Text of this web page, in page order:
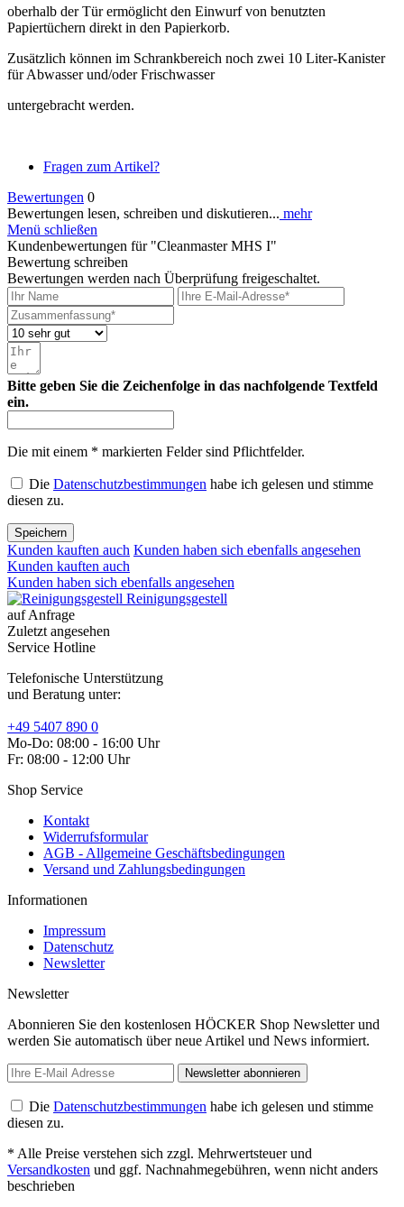
oberhalb der Tür ermöglicht den Einwurf von benutzten
Papiertüchern direkt in den Papierkorb.
Zusätzlich können im Schrankbereich noch zwei 10 Liter-Kanister
für Abwasser und/oder Frischwasser
untergebracht werden.
Fragen zum Artikel?
Bewertungen 0
Bewertungen lesen, schreiben und diskutieren... mehr
Menü schließen
Kundenbewertungen für "Cleanmaster MHS I"
Bewertung schreiben
Bewertungen werden nach Überprüfung freigeschaltet.
Bitte geben Sie die Zeichenfolge in das nachfolgende Textfeld
ein.
Die mit einem * markierten Felder sind Pflichtfelder.
Die Datenschutzbestimmungen habe ich gelesen und stimme
diesen zu.
Speichern
Kunden kauften auch Kunden haben sich ebenfalls angesehen
Kunden kauften auch
Kunden haben sich ebenfalls angesehen
Reinigungsgestell
auf Anfrage
Zuletzt angesehen
Service Hotline
Telefonische Unterstützung
und Beratung unter:
+49 5407 890 0
Mo-Do: 08:00 - 16:00 Uhr
Fr: 08:00 - 12:00 Uhr
Shop Service
Kontakt
Widerrufsformular
AGB - Allgemeine Geschäftsbedingungen
Versand und Zahlungsbedingungen
Informationen
Impressum
Datenschutz
Newsletter
Newsletter
Abonnieren Sie den kostenlosen HÖCKER Shop Newsletter und
werden Sie automatisch über neue Artikel und News informiert.
Newsletter abonnieren
Die Datenschutzbestimmungen habe ich gelesen und stimme
diesen zu.
* Alle Preise verstehen sich zzgl. Mehrwertsteuer und
Versandkosten und ggf. Nachnahmegebühren, wenn nicht anders
beschrieben